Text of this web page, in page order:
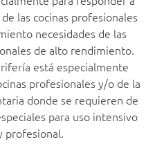
las cocinas profesionales
necesidades de las
de alto rendimiento.
está especialmente
profesionales y/o de la
donde se requieren de
para uso intensivo
profesional.